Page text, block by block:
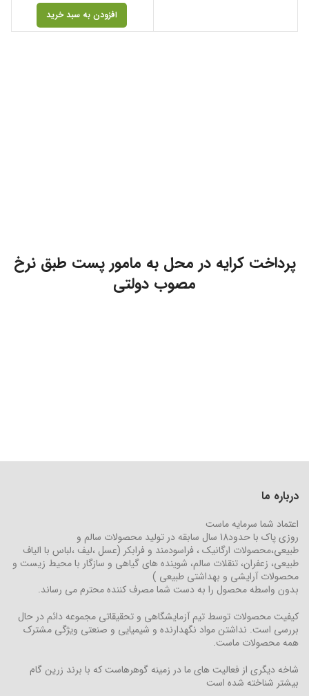
افزودن به سبد خرید
پرداخت کرایه در محل به مامور پست طبق نرخ
مصوب دولتی
درباره ما
اعتماد شما سرمایه ماست
روزی پاک با حدود18 سال سابقه در تولید محصولات سالم و
طبیعی،محصولات ارگانیک ، فراسودمند و فرابکر (عسل ،لیف ،لباس با الیاف
طبیعی، زعفران، تنقلات سالم، شوینده های گیاهی و سازگار با محیط زیست و
محصولات آرایشی و بهداشتی طبیعی )
بدون واسطه محصول را به دست شما مصرف کننده محترم می رساند.
کیفیت محصولات توسط تیم آزمایشگاهی و تحقیقاتی مجموعه دائم در حال
بررسی است. نداشتن مواد نگهدارنده و شیمیایی و صنعتی ویژگی مشترک
همه محصولات ماست.
شاخه دیگری از فعالیت های ما در زمینه گوهرهاست که با برند زرین گام
بیشتر شناخته شده است